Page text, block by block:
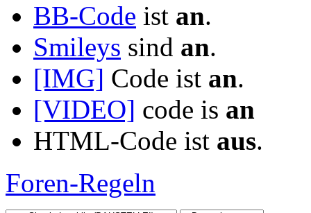
BB-Code ist an.
Smileys sind an.
[IMG] Code ist an.
[VIDEO] code is an
HTML-Code ist aus.
Foren-Regeln